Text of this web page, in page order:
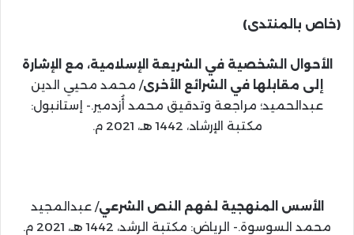
(خاص بالمنتدى)
الأحوال الشخصية في الشريعة الإسلامية، مع الإشارة
إلى مقابلها في الشرائع الأخرى/ محمد محيي الدين
عبدالحميد؛ مراجعة وتدقيق محمد أُزدمير.- إستانبول:
مكتبة الإرشاد، 1442 هـ، 2021 م.
الأسس المنهجية لفهم النص الشرعي/ عبدالمجيد
محمد السوسوة.- الرياض: مكتبة الرشد، 1442 هـ، 2021 م.